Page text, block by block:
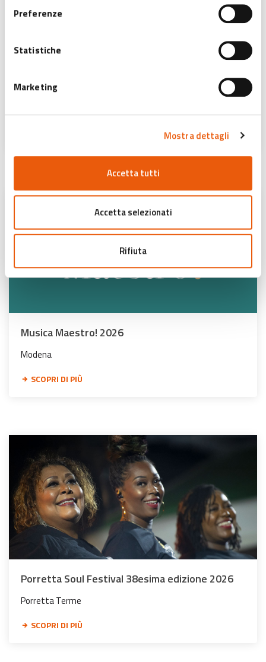
Preferenze
Statistiche
Marketing
Mostra dettagli
Accetta tutti
Accetta selezionati
Rifiuta
2025
Musica Maestro! 2026
Modena
SCOPRI DI PIÙ
Porretta Soul Festival 38esima edizione 2026
Porretta Terme
SCOPRI DI PIÙ